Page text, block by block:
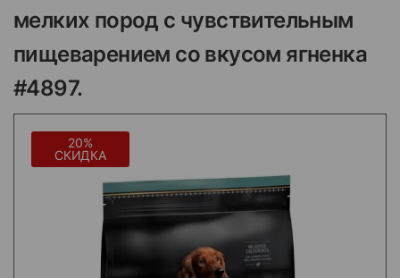
мелких пород с чувствительным
пищеварением со вкусом ягненка
#4897.
20%
СКИДКА